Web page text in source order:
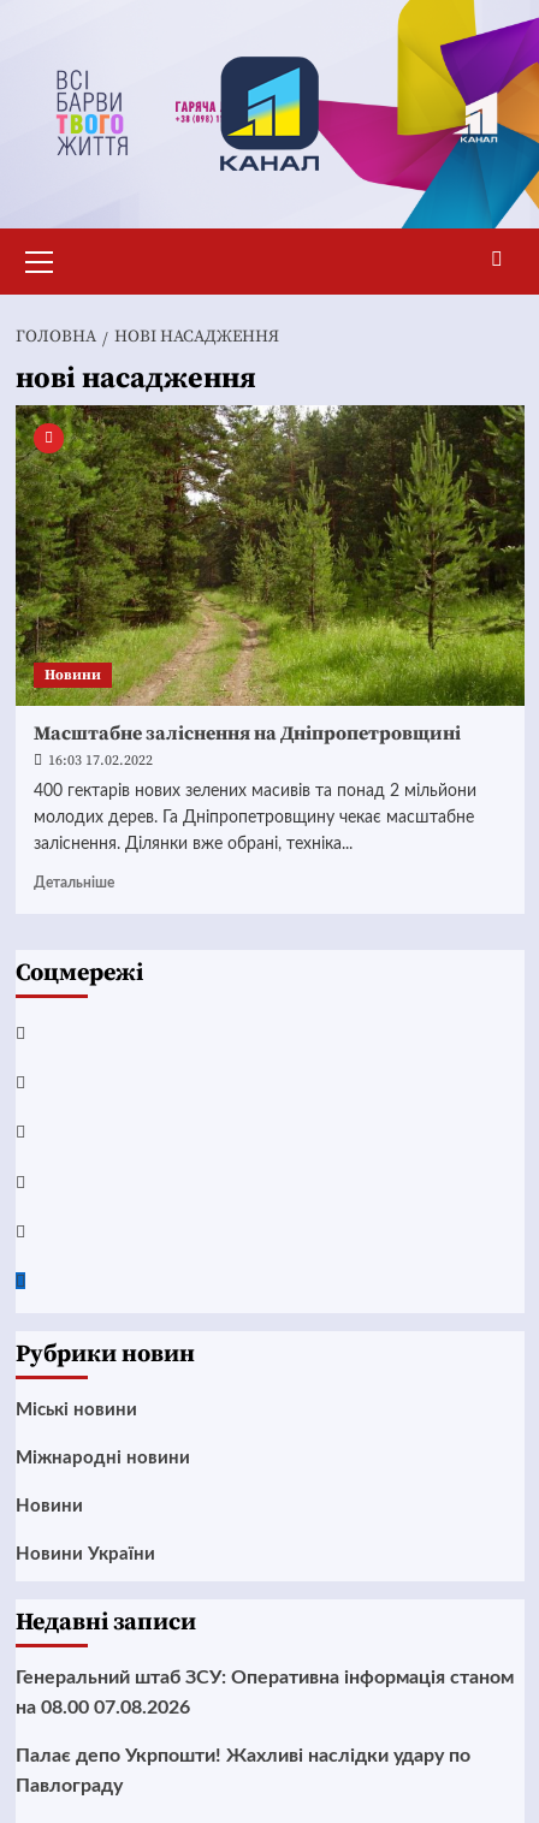
вмісту
меню
ГОЛОВНА НОВІ НАСАДЖЕННЯ
нові насадження
Новини
Масштабне заліснення на Дніпропетровщині
16:03 17.02.2022
400 гектарів нових зелених масивів та понад 2 мільйони
молодих дерев. Га Дніпропетровщину чекає масштабне
заліснення. Ділянки вже обрані, техніка...
Детальніше
Соцмережі
Facebook
YouTube
Telegram
Instagram
Twitter
Google
Рубрики новин
Mіські новини
Міжнародні новини
Новини
Новини України
Недавні записи
Генеральний штаб ЗСУ: Оперативна інформація станом
на 08.00 07.08.2026
Палає депо Укрпошти! Жахливі наслідки удару по
Павлограду